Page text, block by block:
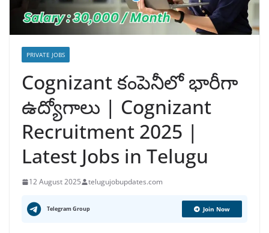
PRIVATE JOBS
Cognizant కంపెనీలో భారీగా
ఉద్యోగాలు | Cognizant
Recruitment 2025 |
Latest Jobs in Telugu
12 August 2025 telugujobupdates.com
Telegram Group Join Now